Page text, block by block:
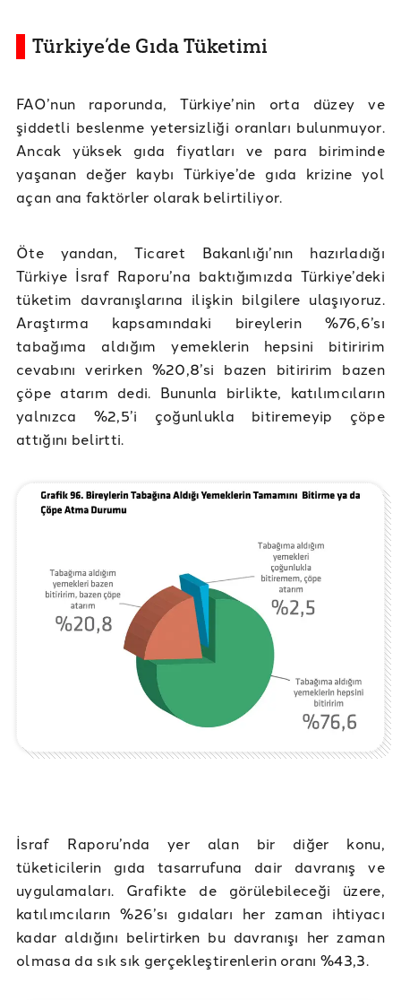
Türkiye’de Gıda Tüketimi
FAO’nun raporunda, Türkiye’nin orta düzey ve
şiddetli beslenme yetersizliği oranları bulunmuyor.
Ancak yüksek gıda fiyatları ve para biriminde
yaşanan değer kaybı Türkiye’de gıda krizine yol
açan ana faktörler olarak belirtiliyor.
Öte yandan, Ticaret Bakanlığı’nın hazırladığı
Türkiye İsraf Raporu’na baktığımızda Türkiye’deki
tüketim davranışlarına ilişkin bilgilere ulaşıyoruz.
Araştırma kapsamındaki bireylerin %76,6’sı
tabağıma aldığım yemeklerin hepsini bitiririm
cevabını verirken %20,8’si bazen bitiririm bazen
çöpe atarım dedi. Bununla birlikte, katılımcıların
yalnızca %2,5’i çoğunlukla bitiremeyip çöpe
attığını belirtti.
İsraf Raporu’nda yer alan bir diğer konu,
tüketicilerin gıda tasarrufuna dair davranış ve
uygulamaları. Grafikte de görülebileceği üzere,
katılımcıların %26’sı gıdaları her zaman ihtiyacı
kadar aldığını belirtirken bu davranışı her zaman
olmasa da sık sık gerçekleştirenlerin oranı %43,3.